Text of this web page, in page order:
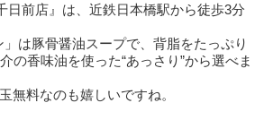
日前店』は、近鉄日本橋駅から徒歩3分
は豚骨醤油スープで、背脂をたっぷり
の香味油を使った“あっさり”から選べま
無料なのも嬉しいですね。